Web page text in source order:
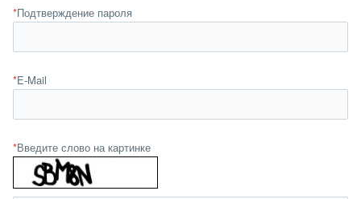
*Подтверждение пароля
*E-Mail
*Введите слово на картинке